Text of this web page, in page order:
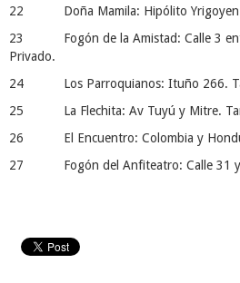
22 Doña Mamila: Hipólito Yrigoyen
23 Fogón de la Amistad: Calle 3
Privado.
24 Los Parroquianos: Ituño 266.
25 La Flechita: Av Tuyú y Mitre.
26 El Encuentro: Colombia y
27 Fogón del Anfiteatro: Calle